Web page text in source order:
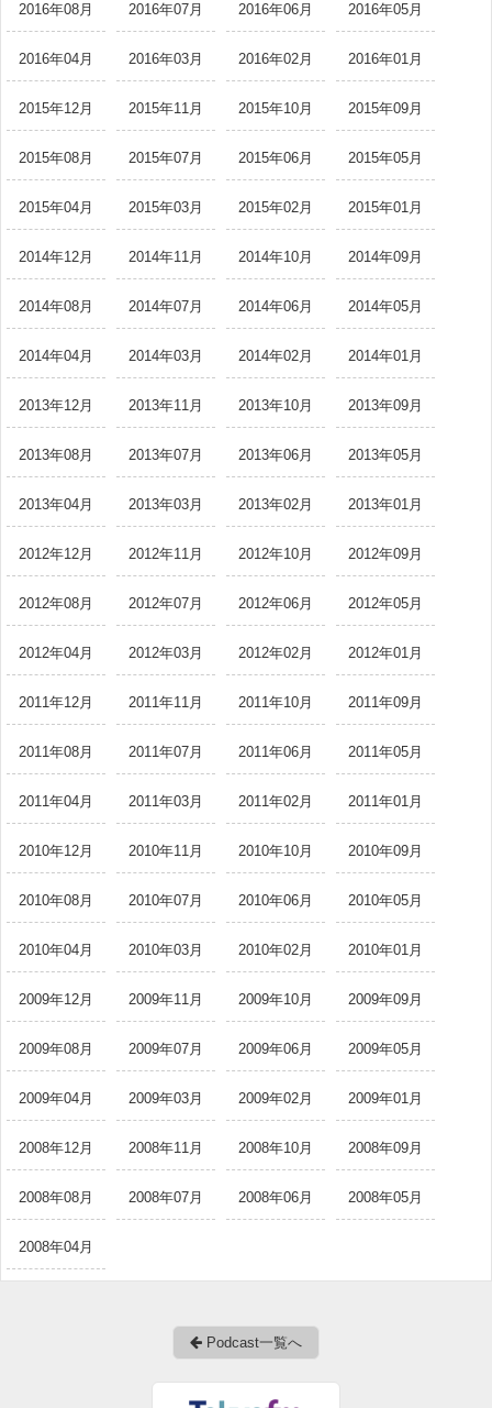
2016年08月 2016年07月 2016年06月 2016年05月
2016年04月 2016年03月 2016年02月 2016年01月
2015年12月 2015年11月 2015年10月 2015年09月
2015年08月 2015年07月 2015年06月 2015年05月
2015年04月 2015年03月 2015年02月 2015年01月
2014年12月 2014年11月 2014年10月 2014年09月
2014年08月 2014年07月 2014年06月 2014年05月
2014年04月 2014年03月 2014年02月 2014年01月
2013年12月 2013年11月 2013年10月 2013年09月
2013年08月 2013年07月 2013年06月 2013年05月
2013年04月 2013年03月 2013年02月 2013年01月
2012年12月 2012年11月 2012年10月 2012年09月
2012年08月 2012年07月 2012年06月 2012年05月
2012年04月 2012年03月 2012年02月 2012年01月
2011年12月 2011年11月 2011年10月 2011年09月
2011年08月 2011年07月 2011年06月 2011年05月
2011年04月 2011年03月 2011年02月 2011年01月
2010年12月 2010年11月 2010年10月 2010年09月
2010年08月 2010年07月 2010年06月 2010年05月
2010年04月 2010年03月 2010年02月 2010年01月
2009年12月 2009年11月 2009年10月 2009年09月
2009年08月 2009年07月 2009年06月 2009年05月
2009年04月 2009年03月 2009年02月 2009年01月
2008年12月 2008年11月 2008年10月 2008年09月
2008年08月 2008年07月 2008年06月 2008年05月
2008年04月
Podcast一覧へ